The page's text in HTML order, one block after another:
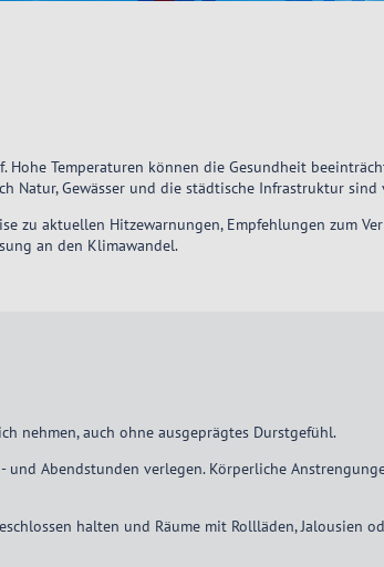
Temperaturen können die Gesundheit
Natur, Gewässer und die städtische Infrastruktur
zu aktuellen Hitzewarnungen, Empfehlungen zum
an den Klimawandel.
nehmen, auch ohne ausgeprägtes Durstgefühl.
Abendstunden verlegen. Körperliche
halten und Räume mit Rollläden, Jalousien